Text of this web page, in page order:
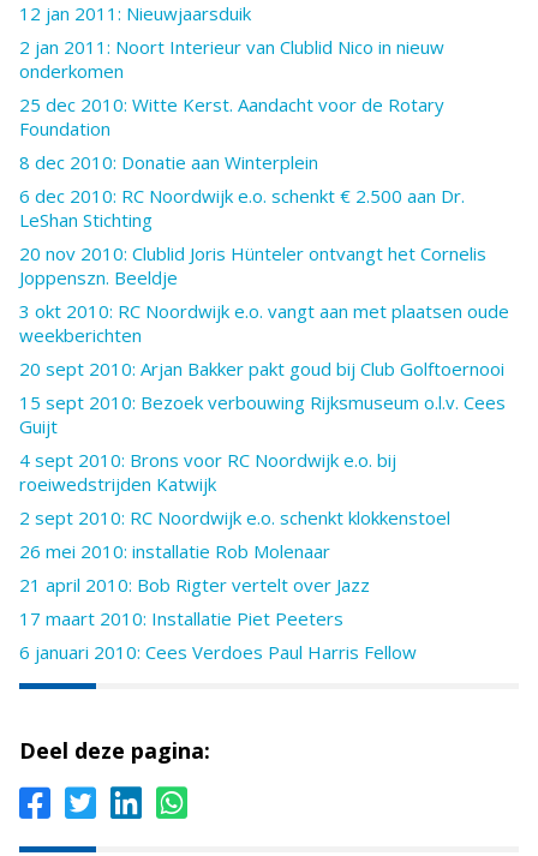
12 jan 2011: Nieuwjaarsduik
2 jan 2011: Noort Interieur van Clublid Nico in nieuw
onderkomen
25 dec 2010: Witte Kerst. Aandacht voor de Rotary
Foundation
8 dec 2010: Donatie aan Winterplein
6 dec 2010: RC Noordwijk e.o. schenkt € 2.500 aan Dr.
LeShan Stichting
20 nov 2010: Clublid Joris Hünteler ontvangt het Cornelis
Joppenszn. Beeldje
3 okt 2010: RC Noordwijk e.o. vangt aan met plaatsen oude
weekberichten
20 sept 2010: Arjan Bakker pakt goud bij Club Golftoernooi
15 sept 2010: Bezoek verbouwing Rijksmuseum o.l.v. Cees
Guijt
4 sept 2010: Brons voor RC Noordwijk e.o. bij
roeiwedstrijden Katwijk
2 sept 2010: RC Noordwijk e.o. schenkt klokkenstoel
26 mei 2010: installatie Rob Molenaar
21 april 2010: Bob Rigter vertelt over Jazz
17 maart 2010: Installatie Piet Peeters
6 januari 2010: Cees Verdoes Paul Harris Fellow
Deel deze pagina: